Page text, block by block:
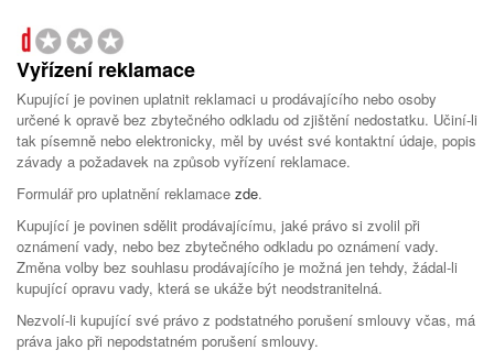
Vyřízení reklamace
Kupující je povinen uplatnit reklamaci u prodávajícího nebo osoby
určené k opravě bez zbytečného odkladu od zjištění nedostatku. Učiní-li
tak písemně nebo elektronicky, měl by uvést své kontaktní údaje, popis
závady a požadavek na způsob vyřízení reklamace.
Formulář pro uplatnění reklamace zde.
Kupující je povinen sdělit prodávajícímu, jaké právo si zvolil při
oznámení vady, nebo bez zbytečného odkladu po oznámení vady.
Změna volby bez souhlasu prodávajícího je možná jen tehdy, žádal-li
kupující opravu vady, která se ukáže být neodstranitelná.
Nezvolí-li kupující své právo z podstatného porušení smlouvy včas, má
práva jako při nepodstatném porušení smlouvy.